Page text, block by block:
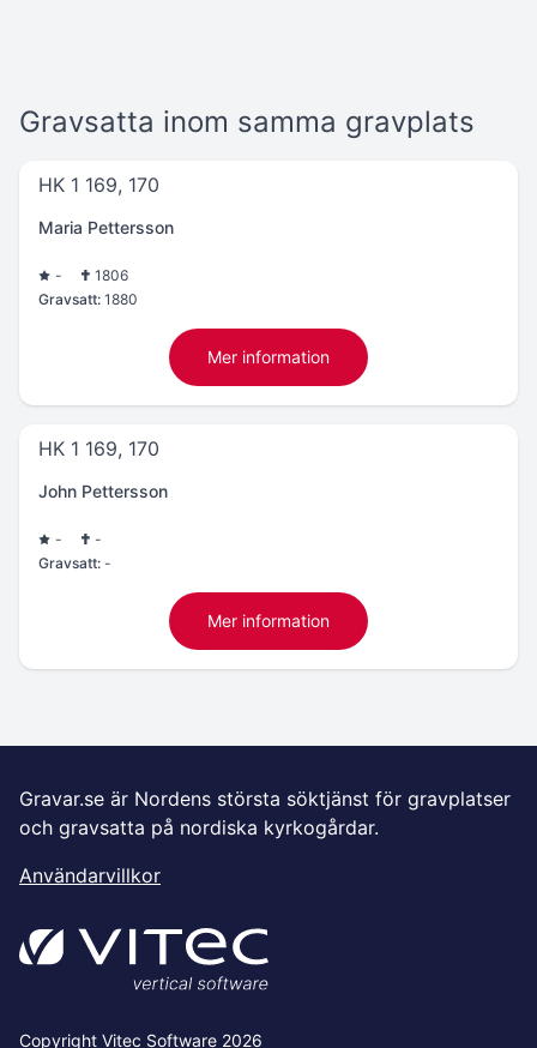
Gravsatta inom samma gravplats
HK 1 169, 170
Maria Pettersson
-
1806
Gravsatt: 1880
Mer information
HK 1 169, 170
John Pettersson
-
-
Gravsatt: -
Mer information
Gravar.se är Nordens största söktjänst för gravplatser
och gravsatta på nordiska kyrkogårdar.
Användarvillkor
Copyright Vitec Software 2026